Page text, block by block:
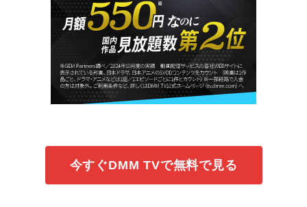
今すぐDMM TVで無料で見る